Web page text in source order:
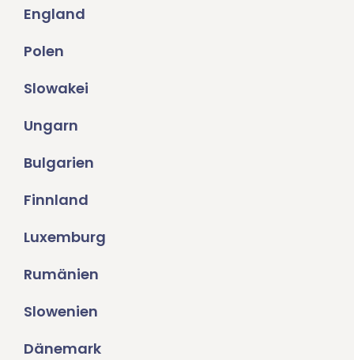
England
Polen
Slowakei
Ungarn
Bulgarien
Finnland
Luxemburg
Rumänien
Slowenien
Dänemark